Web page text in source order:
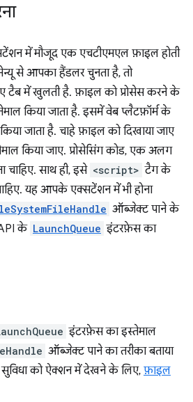
में मौजूद एक एचटीएमएल फ़ाइल होती
से आपका हैंडलर चुनता है, तो
टैब में खुलती है. फ़ाइल को प्रोसेस करने के
किया जाता है. इसमें वेब प्लैटफ़ॉर्म के
जाता है. चाहे फ़ाइल को दिखाया जाए
किया जाए. प्रोसेसिंग कोड, एक अलग
साथ ही, इसे <script> टैग के
यह आपके एक्सटेंशन में भी होना
ऑब्जेक्ट पाने के
के LaunchQueue इंटरफ़ेस का
इंटरफ़ेस का इस्तेमाल
ऑब्जेक्ट पाने का तरीका बताया
को ऐक्शन में देखने के लिए, फ़ाइल